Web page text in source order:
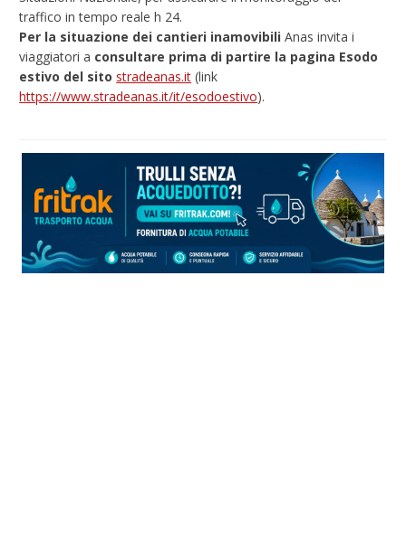
traffico in tempo reale h 24.
Per la situazione dei cantieri inamovibili Anas invita i
viaggiatori a consultare prima di partire la pagina Esodo
estivo del sitostradeanas.it (link
https://www.stradeanas.it/it/esodoestivo).